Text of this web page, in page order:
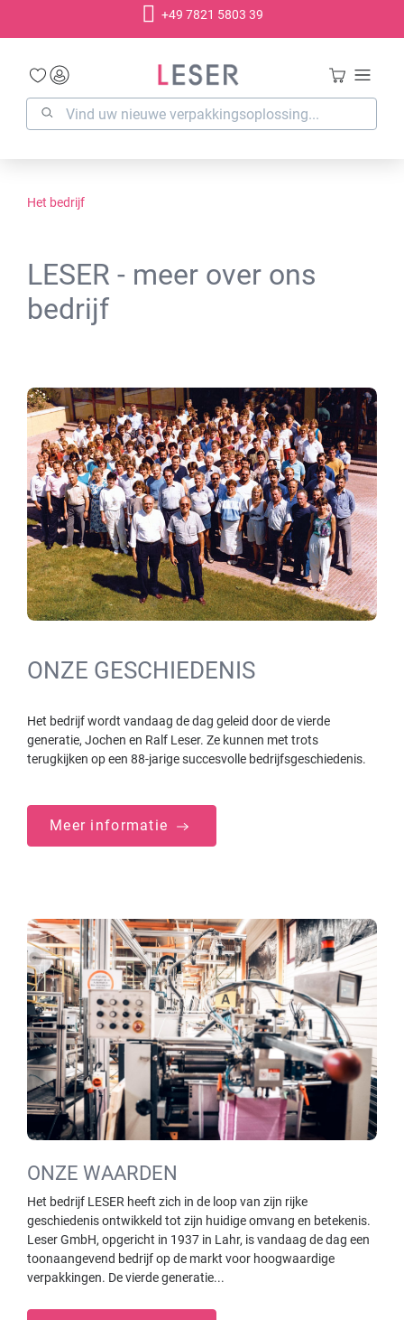
+49 7821 5803 39
Het bedrijf
LESER - meer over ons
bedrijf
ONZE GESCHIEDENIS
Het bedrijf wordt vandaag de dag geleid door de vierde
generatie, Jochen en Ralf Leser. Ze kunnen met trots
terugkijken op een 88-jarige succesvolle bedrijfsgeschiedenis.
Meer informatie
ONZE WAARDEN
Het bedrijf LESER heeft zich in de loop van zijn rijke
geschiedenis ontwikkeld tot zijn huidige omvang en betekenis.
Leser GmbH, opgericht in 1937 in Lahr, is vandaag de dag een
toonaangevend bedrijf op de markt voor hoogwaardige
verpakkingen. De vierde generatie...